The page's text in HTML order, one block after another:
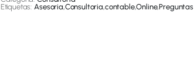
Etiquetas: Asesoria,Consultoria,contable,Online,Preguntas